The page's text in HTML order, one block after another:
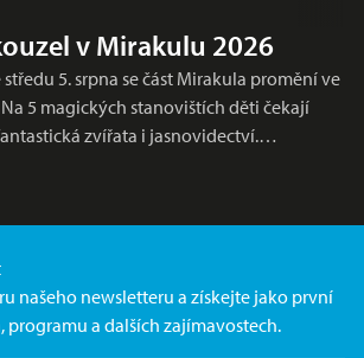
v Mirakulu 2026
středu 5. srpna se část Mirakula promění ve
5 magických stanovištích děti čekají
zvířata i jasnovidectví.…
našeho newsletteru a získejte jako první
programu a dalších zajímavostech.